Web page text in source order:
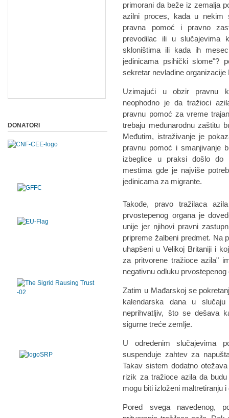
primorani da beže iz zemalja
azilni proces, kada u nekim
pravna pomoć i pravno
prevodilac ili u slučajevima
skloništima ili kada ih
jedinicama psihički slome"?
sekretar nevladine organizacije
Uzimajući u obzir pravnu
neophodno je da tražioci
pravnu pomoć za vreme
trebaju međunarodnu zaštitu
Međutim, istraživanje je
pravnu pomoć i smanjivanje
izbeglice u praksi došlo do
mestima gde je najviše
jedinicama za migrante.
Takođe, pravo tražilaca
prvostepenog organa je
unije jer njihovi pravni
pripreme žalbeni predmet. Na
uhapšeni u Velikoj Britaniji i
za pritvorene tražioce azila"
negativnu odluku
Zatim u Mađarskoj se
kalendarska dana u
neprihvatljiv, što se dešava
sigurne treće zemlje.
U određenim slučajevima
suspenduje zahtev za
Takav sistem dodatno
rizik za tražioce azila da
mogu biti izloženi maltretiranju
Pored svega navedenog,
DONATORI